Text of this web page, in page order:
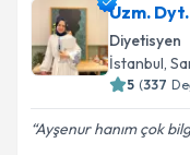
Uzm.
Diyetisyen
İstanbul,
5 (337
Ayşenur hanım çok